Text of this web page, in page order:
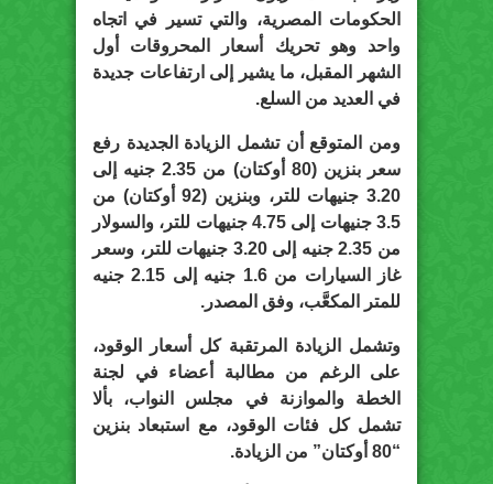
الحكومات المصرية، والتي تسير في اتجاه
واحد وهو تحريك أسعار المحروقات أول
الشهر المقبل، ما يشير إلى ارتفاعات جديدة
في العديد من السلع.
ومن المتوقع أن تشمل الزيادة الجديدة رفع
سعر بنزين (80 أوكتان) من 2.35 جنيه إلى
3.20 جنيهات للتر، وبنزين (92 أوكتان) من
3.5 جنيهات إلى 4.75 جنيهات للتر، والسولار
من 2.35 جنيه إلى 3.20 جنيهات للتر، وسعر
غاز السيارات من 1.6 جنيه إلى 2.15 جنيه
للمتر المكعَّب، وفق المصدر.
وتشمل الزيادة المرتقبة كل أسعار الوقود،
على الرغم من مطالبة أعضاء في لجنة
الخطة والموازنة في مجلس النواب، بألا
تشمل كل فئات الوقود، مع استبعاد بنزين
“80 أوكتان” من الزيادة.